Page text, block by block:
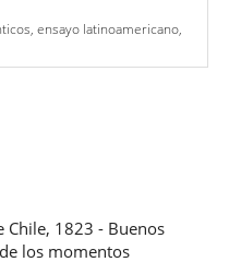
ensayo latinoamericano,
Chile, 1823 - Buenos
los momentos